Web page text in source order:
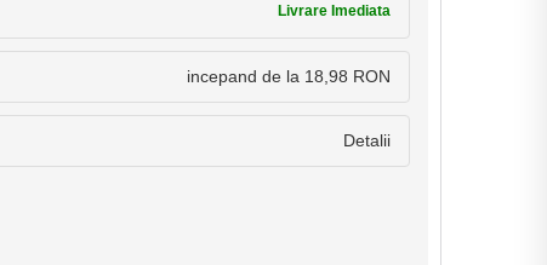
Livrare Imediata
incepand de la 18,98 RON
Detalii